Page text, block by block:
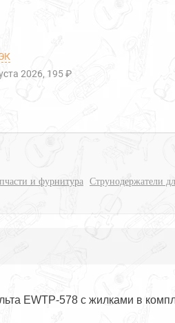
2026 195 ₽
и фурнитура
Струнодержатели
EWTP-578 с жилками в